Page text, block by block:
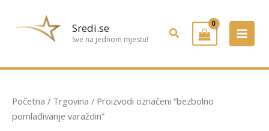
Sredi.se
Sve na jednom mjestu! Pretraživanje
Početna / Trgovina / Proizvodi označeni “bezbolno
pomlađivanje varaždin”